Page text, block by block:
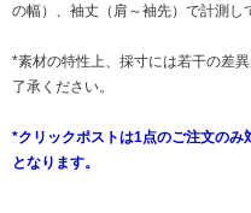
の幅）、袖丈（肩～袖先）で計測し
*素材の特性上、採寸には若干の差
了承ください。
*クリックポストは1点のご注文の
となります。